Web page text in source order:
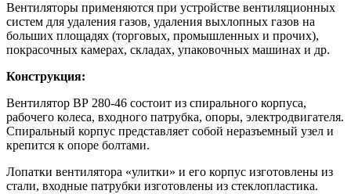
Вентиляторы применяются при устройстве вентиляционных
систем для удаления газов, удаления выхлопных газов на
больших площадях (торговых, промышленных и прочих),
покрасочных камерах, складах, упаковочных машинах и др.
Конструкция:
Вентилятор ВР 280-46 состоит из спирального корпуса,
рабочего колеса, входного патрубка, опоры, электродвигателя.
Спиральный корпус представляет собой неразъемный узел и
крепится к опоре болтами.
Лопатки вентилятора «улитки» и его корпус изготовлены из
стали, входные патрубки изготовлены из стеклопластика.